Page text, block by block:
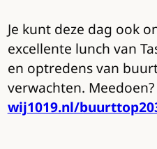
Je kunt deze dag ook
excellente lunch van
en optredens van
verwachten.
wij1019.nl/